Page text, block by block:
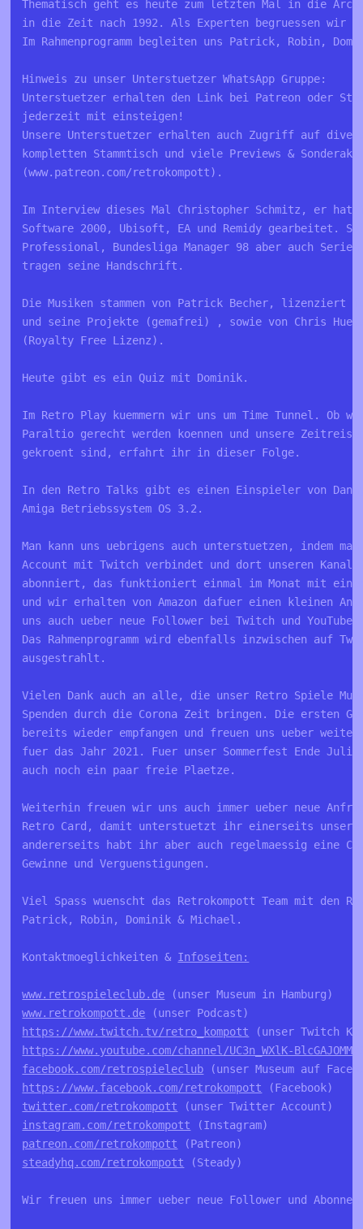
Thematisch geht es heute zum letzten Mal in die
in die Zeit nach 1992. Als Experten begruessen wir
Im Rahmenprogramm begleiten uns Patrick, Robin,
Hinweis zu unser Unterstuetzer WhatsApp Gruppe:
Unterstuetzer erhalten den Link bei Patreon oder
jederzeit mit einsteigen!
Unsere Unterstuetzer erhalten auch Zugriff auf
kompletten Stammtisch und viele Previews &
(www.patreon.com/retrokompott).
Im Interview dieses Mal Christopher Schmitz, er hat
Software 2000, Ubisoft, EA und Remidy gearbeitet.
Professional, Bundesliga Manager 98 aber auch
tragen seine Handschrift.
Die Musiken stammen von Patrick Becher, lizenziert
und seine Projekte (gemafrei) , sowie von Chris
(Royalty Free Lizenz).
Heute gibt es ein Quiz mit Dominik.
Im Retro Play kuemmern wir uns um Time Tunnel. Ob
Paraltio gerecht werden koennen und unsere
gekroent sind, erfahrt ihr in dieser Folge.
In den Retro Talks gibt es einen Einspieler von
Amiga Betriebssystem OS 3.2.
Man kann uns uebrigens auch unterstuetzen, indem
Account mit Twitch verbindet und dort unseren
abonniert, das funktioniert einmal im Monat mit
und wir erhalten von Amazon dafuer einen kleinen
uns auch ueber neue Follower bei Twitch und
Das Rahmenprogramm wird ebenfalls inzwischen auf
ausgestrahlt.
Vielen Dank auch an alle, die unser Retro Spiele
Spenden durch die Corona Zeit bringen. Die ersten
bereits wieder empfangen und freuen uns ueber
fuer das Jahr 2021. Fuer unser Sommerfest Ende Juli
auch noch ein paar freie Plaetze.
Weiterhin freuen wir uns auch immer ueber neue
Retro Card, damit unterstuetzt ihr einerseits
andererseits habt ihr aber auch regelmaessig eine
Gewinne und Verguenstigungen.
Viel Spass wuenscht das Retrokompott Team mit den
Patrick, Robin, Dominik & Michael.
Kontaktmoeglichkeiten & Infoseiten:
www.retrospieleclub.de (unser Museum in Hamburg)
www.retrokompott.de (unser Podcast)
https://www.twitch.tv/retro_kompott (unser Twitch
https://www.youtube.com/channel/UC3n_WXlK-
facebook.com/retrospieleclub (unser Museum auf
https://www.facebook.com/retrokompott (Facebook)
twitter.com/retrokompott (unser Twitter Account)
instagram.com/retrokompott (Instagram)
patreon.com/retrokompott (Patreon)
steadyhq.com/retrokompott (Steady)
Wir freuen uns immer ueber neue Follower und